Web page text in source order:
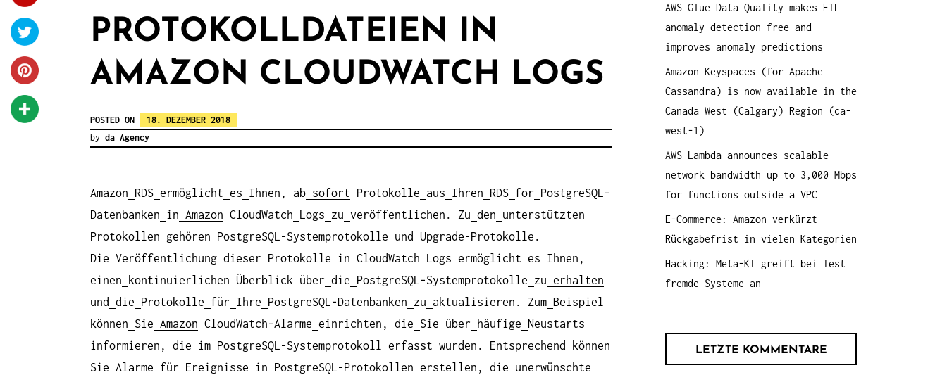
PROTOKOLLDATEIEN IN
AMAZON CLOUDWATCH LOGS
POSTED ON
18. DEZEMBER 2018
by da Agency
Amazon RDS ermöglicht es Ihnen, ab sofort Protokolle aus Ihren RDS for
PostgreSQL-
Datenbanken
in Amazon CloudWatch Logs zu veröffentlichen. Zu den
unterstützten
Protokollen
gehören PostgreSQL-Systemprotokolle und
Upgrade-Protokolle.
Die Veröffentlichung dieser Protokolle in CloudWatch Logs ermöglicht es
Ihnen,
einen
kontinuierlichen Überblick über die PostgreSQL-Systemprotokolle zu erhalten
und
die Protokolle für Ihre PostgreSQL-Datenbanken zu aktualisieren. Zum
Beispiel
können
Sie Amazon CloudWatch-Alarme einrichten, die Sie über häufige
Neustarts
informieren, die
im PostgreSQL-Systemprotokoll erfasst wurden. Entsprechend
können
Sie Alarme für Ereignisse in PostgreSQL-Protokollen erstellen, die
unerwünschte
a
c
h
:
AWS Glue Data Quality makes ETL
anomaly detection free and
improves anomaly predictions
Amazon Keyspaces (for Apache
Cassandra) is now available in the
Canada West (Calgary) Region (ca-
west-1)
AWS Lambda announces scalable
network bandwidth up to 3,000 Mbps
for functions outside a VPC
E-Commerce: Amazon verkürzt
Rückgabefrist in vielen Kategorien
Hacking: Meta-KI greift bei Test
fremde Systeme an
LETZTE KOMMENTARE